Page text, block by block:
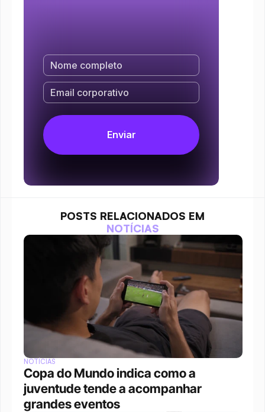
POSTS RELACIONADOS EM
NOTÍCIAS
NOTÍCIAS
Copa do Mundo indica como a
juventude tende a acompanhar
grandes eventos